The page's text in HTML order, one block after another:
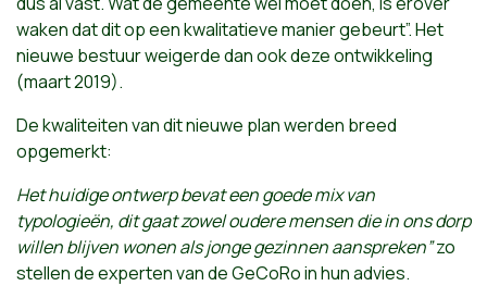
waken dat dit op een kwalitatieve manier gebeurt”. Het
nieuwe bestuur weigerde dan ook deze ontwikkeling
(maart 2019).
De kwaliteiten van dit nieuwe plan werden breed
opgemerkt:
Het huidige ontwerp bevat een goede mix van
typologieën, dit gaat zowel oudere mensen die in ons dorp
willen blijven wonen als jonge gezinnen aanspreken”zo
stellen de experten van de GeCoRo in hun advies.